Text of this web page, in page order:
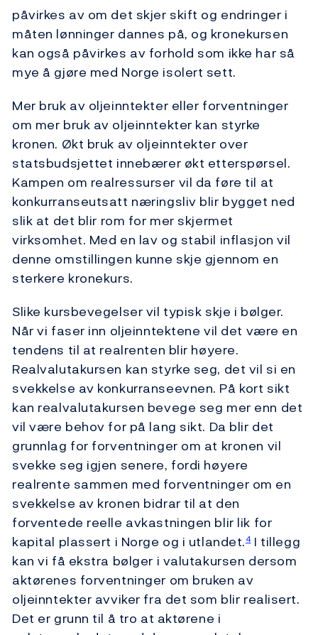
påvirkes av om det skjer skift og endringer i
måten lønninger dannes på, og kronekursen
kan også påvirkes av forhold som ikke har så
mye å gjøre med Norge isolert sett.
Mer bruk av oljeinntekter eller forventninger
om mer bruk av oljeinntekter kan styrke
kronen. Økt bruk av oljeinntekter over
statsbudsjettet innebærer økt etterspørsel.
Kampen om realressurser vil da føre til at
konkurranseutsatt næringsliv blir bygget ned
slik at det blir rom for mer skjermet
virksomhet. Med en lav og stabil inflasjon vil
denne omstillingen kunne skje gjennom en
sterkere kronekurs.
Slike kursbevegelser vil typisk skje i bølger.
Når vi faser inn oljeinntektene vil det være en
tendens til at realrenten blir høyere.
Realvalutakursen kan styrke seg, det vil si en
svekkelse av konkurranseevnen. På kort sikt
kan realvalutakursen bevege seg mer enn det
vil være behov for på lang sikt. Da blir det
grunnlag for forventninger om at kronen vil
svekke seg igjen senere, fordi høyere
realrente sammen med forventninger om en
svekkelse av kronen bidrar til at den
forventede reelle avkastningen blir lik for
kapital plassert i Norge og i utlandet.4I tillegg
kan vi få ekstra bølger i valutakursen dersom
aktørenes forventninger om bruken av
oljeinntekter avviker fra det som blir realisert.
Det er grunn til å tro at aktørene i